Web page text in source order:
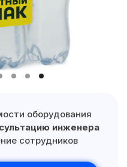
12-75оборудования
инженера
сотрудников